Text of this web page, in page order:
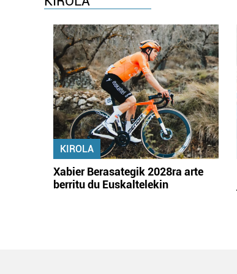
KIROLA
Xabier Berasategik 2028ra arte
berritu du Euskaltelekin